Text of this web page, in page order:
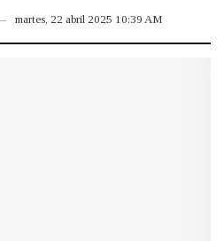
martes, 22 abril 2025 10:39 AM